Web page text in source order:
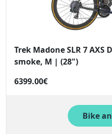
Trek Madone SLR 7
smoke, M | (28")
6399.00€
Bike